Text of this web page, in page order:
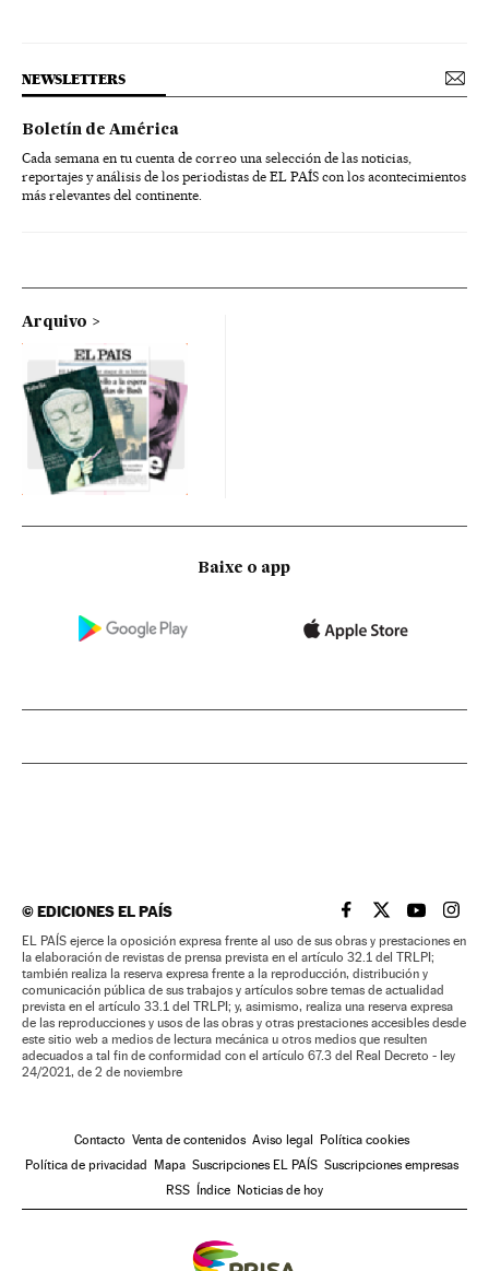
NEWSLETTERS
Boletín de América
Cada semana en tu cuenta de correo una selección de las noticias,
reportajes y análisis de los periodistas de EL PAÍS con los acontecimientos
más relevantes del continente.
Arquivo
Baixe o app
©EDICIONES EL PAÍS EL PAÍS BRASIL EN
EL PAÍSEL PAÍS
EL
EL PAÍS ejerce la oposición expresa frente al uso de sus obras y prestaciones en
la elaboración de revistas de prensa prevista en el artículo 32.1 del TRLPI;
también realiza la reserva expresa frente a la reproducción, distribución y
comunicación pública de sus trabajos y artículos sobre temas de actualidad
prevista en el artículo 33.1 del TRLPI; y, asimismo, realiza una reserva expresa
de las reproducciones y usos de las obras y otras prestaciones accesibles desde
este sitio web a medios de lectura mecánica u otros medios que resulten
adecuados a tal fin de conformidad con el artículo 67.3 del Real Decreto - ley
24/2021, de 2 de noviembre
Contacto Venta de contenidos Aviso legal Política cookies
Política de privacidad Mapa Suscripciones EL PAÍS Suscripciones empresas
RSS Índice Noticias de hoy